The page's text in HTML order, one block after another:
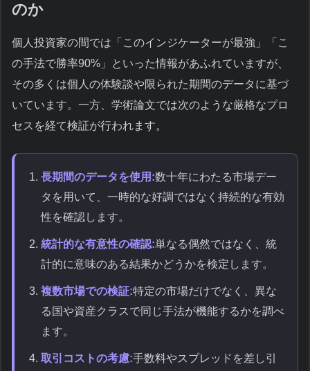
のか
個人投資家の間では「このインジケーターが最強」「こ
の手法で勝率90%」といった情報があふれていますが、
その多くは個人の体験談や限られた期間のデータに基づ
いています。一方、学術論文では次のような厳格なプロ
セスを経て検証が行われます。
長期間のデータを使用:数十年にわたる市場デー
タを用いて、一時的な好調ではなく持続的な有効
性を確認します。
統計的な有意性の確認:単なる偶然ではなく、統
計的に意味のある結果かどうかを検定します。
複数市場での検証:特定の市場だけでなく、異な
る国や資産クラスで同じ手法が機能するかを調べ
ます。
取引コストの考慮:手数料やスプレッドを差し引